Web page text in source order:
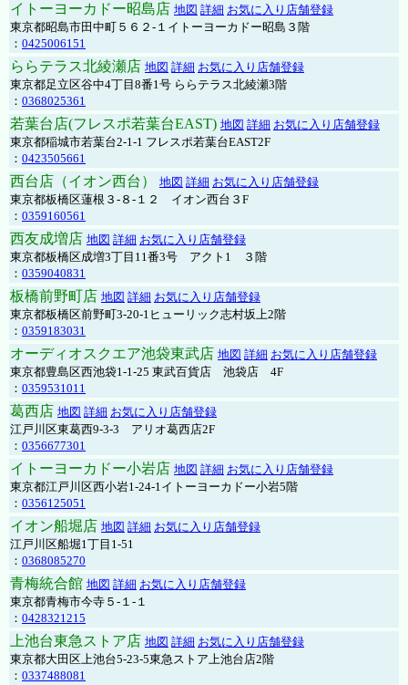
イトーヨーカドー昭島店 地図 詳細 お気に入り店舗登録
東京都昭島市田中町５６２-１イトーヨーカドー昭島３階
： 0425006151
ららテラス北綾瀬店 地図 詳細 お気に入り店舗登録
東京都足立区谷中4丁目8番1号 ららテラス北綾瀬3階
： 0368025361
若葉台店(フレスポ若葉台EAST) 地図 詳細 お気に入り店舗登録
東京都稲城市若葉台2-1-1 フレスポ若葉台EAST2F
： 0423505661
西台店（イオン西台） 地図 詳細 お気に入り店舗登録
東京都板橋区蓮根３-８-１２ イオン西台３F
： 0359160561
西友成増店 地図 詳細 お気に入り店舗登録
東京都板橋区成増3丁目11番3号 アクト1 ３階
： 0359040831
板橋前野町店 地図 詳細 お気に入り店舗登録
東京都板橋区前野町3-20-1ヒューリック志村坂上2階
： 0359183031
オーディオスクエア池袋東武店 地図 詳細 お気に入り店舗登録
東京都豊島区西池袋1-1-25 東武百貨店 池袋店 4F
： 0359531011
葛西店 地図 詳細 お気に入り店舗登録
江戸川区東葛西9-3-3 アリオ葛西店2F
： 0356677301
イトーヨーカドー小岩店 地図 詳細 お気に入り店舗登録
東京都江戸川区西小岩1-24-1イトーヨーカドー小岩5階
： 0356125051
イオン船堀店 地図 詳細 お気に入り店舗登録
江戸川区船堀1丁目1-51
： 0368085270
青梅統合館 地図 詳細 お気に入り店舗登録
東京都青梅市今寺５-１-１
： 0428321215
上池台東急ストア店 地図 詳細 お気に入り店舗登録
東京都大田区上池台5-23-5東急ストア上池台店2階
： 0337488081